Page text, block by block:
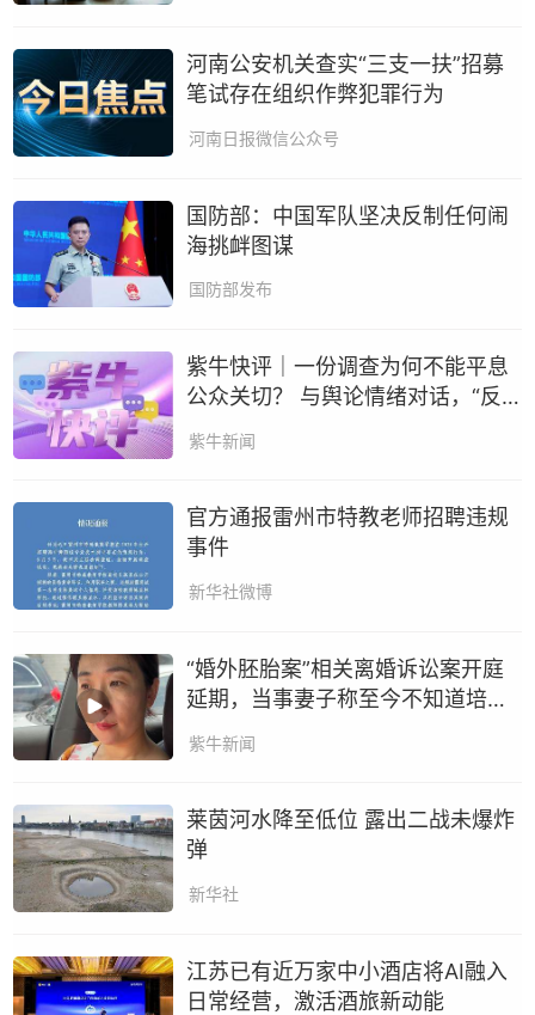
河南公安机关查实“三支一扶”招募
笔试存在组织作弊犯罪行为
河南日报微信公众号
国防部：中国军队坚决反制任何闹
海挑衅图谋
​国防部发布
紫牛快评｜一份调查为何不能平息
公众关切？ 与舆论情绪对话，“反
紫牛新闻
官方通报雷州市特教老师招聘违规
事件
新华社微博
“婚外胚胎案”相关离婚诉讼案开庭
延期，当事妻子称至今不知道培育
紫牛新闻
莱茵河水降至低位 露出二战未爆炸
弹
新华社
江苏已有近万家中小酒店将AI融入
日常经营，激活酒旅新动能